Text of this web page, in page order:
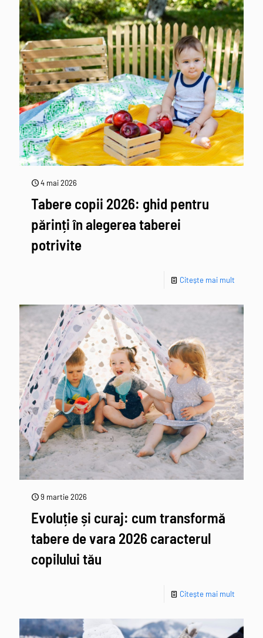
4 mai 2026
Tabere copii 2026: ghid pentru
părinți în alegerea taberei
potrivite
Citește mai mult
9 martie 2026
Evoluție și curaj: cum transformă
tabere de vara 2026 caracterul
copilului tău
Citește mai mult